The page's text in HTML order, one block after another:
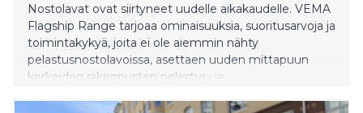
Nostolavat ovat siirtyneet uudelle aikakaudelle. VEMA
Flagship Range tarjoaa ominaisuuksia, suoritusarvoja ja
toimintakykyä, joita ei ole aiemmin nähty
pelastusnostolavoissa, asettaen uuden mittapuun
korkeiden rakennusten pelastus- ja